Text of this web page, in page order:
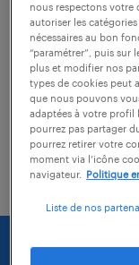
saint-
cdi
31 000
publié le 6
nous respectons votre
autoriser les
nécessaires au bon
“paramétrer”, puis sur
plus et modifier nos
types de cookies peut
que nous pouvons
adaptées à votre profil
pourrez pas partager
pourrez retirer votre
moment via l’icône
navigateur.
Politique
Liste de nos